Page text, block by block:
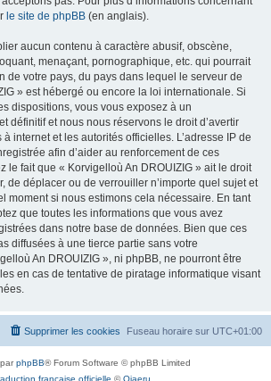
le site de phpBB (en anglais).
aucun contenu à caractère abusif, obscène,
menaçant, pornographique, etc. qui pourrait
de votre pays, du pays dans lequel le serveur de
» est hébergé ou encore la loi internationale. Si
dispositions, vous vous exposez à un
définitif et nous nous réservons le droit d’avertir
à internet et les autorités officielles. L’adresse IP de
afin d’aider au renforcement de ces
le fait que « Korvigelloù An DROUIZIG » ait le droit
de déplacer ou de verrouiller n’importe quel sujet et
moment si nous estimons cela nécessaire. En tant
que toutes les informations que vous avez
dans notre base de données. Bien que ces
diffusées à une tierce partie sans votre
An DROUIZIG », ni phpBB, ne pourront être
en cas de tentative de piratage informatique visant
Fuseau horaire sur UTC+01:00
Supprimer les cookies
phpBB® Forum Software © phpBB Limited
française officielle ©Qiaeru